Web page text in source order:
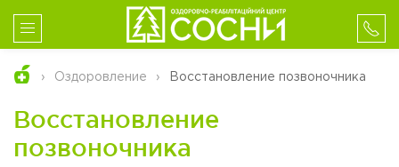
Оздоровление Восстановление позвоночника
Восстановление
позвоночника